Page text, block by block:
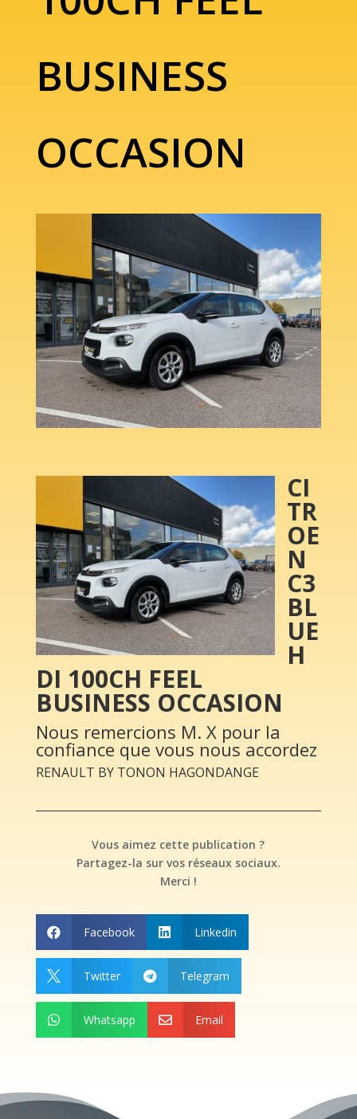
BUSINESS
OCCASION
CI
TR
OE
N
C3
BL
UE
H
DI 100CH FEEL
BUSINESS OCCASION
Nous remercions M. X pour la
confiance que vous nous accordez
RENAULT BY TONON HAGONDANGE
Vous aimez cette publication ?
Partagez-la sur vos réseaux sociaux.
Merci !
 Facebook  Linkedin
 Twitter  Telegram
 Whatsapp  Email